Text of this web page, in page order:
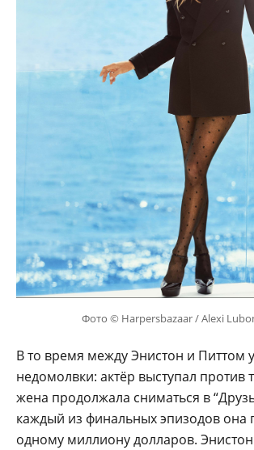
Фото © Harpersbazaar / Alexi
В то время между Энистон и Питтом
недомолвки: актёр выступал против
жена продолжала сниматься в
каждый из финальных эпизодов она
одному миллиону долларов. Энистон